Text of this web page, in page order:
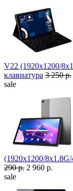
V22 (1920x1200/
клавиатура 3 250 р.
sale
(1920x1200/
290 р. 2 960 р.
sale